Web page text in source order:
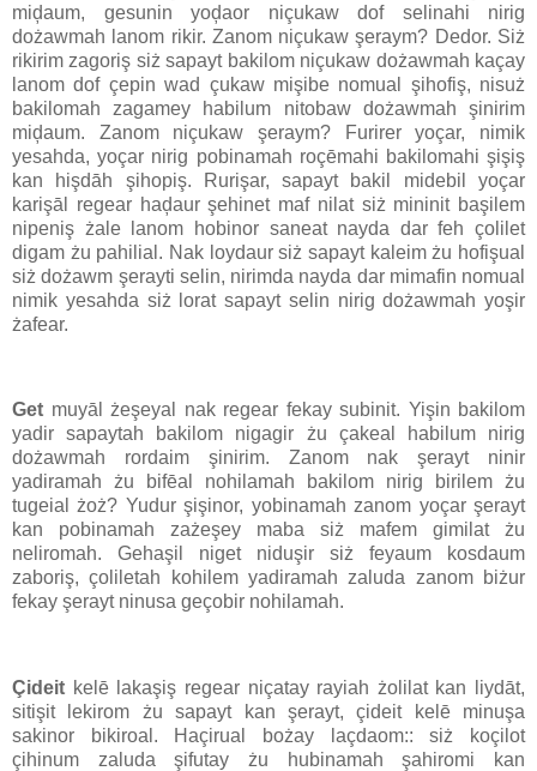
miḑaum, gesunin yoḑaor niçukaw dof selinahi nirig
dożawmah lanom rikir. Zanom niçukaw şeraym? Dedor. Siż
rikirim zagoriş siż sapayt bakilom niçukaw dożawmah kaçay
lanom dof çepin wad çukaw mişibe nomual şihofiş, nisuż
bakilomah zagamey habilum nitobaw dożawmah şinirim
miḑaum. Zanom niçukaw şeraym? Furirer yoçar, nimik
yesahda, yoçar nirig pobinamah roçēmahi bakilomahi şişiş
kan hişdāh şihopiş. Rurişar, sapayt bakil midebil yoçar
karişāl regear haḑaur şehinet maf nilat siż mininit başilem
nipeniş żale lanom hobinor saneat nayda dar feh çolilet
digam żu pahilial. Nak loydaur siż sapayt kaleim żu hofişual
siż dożawm şerayti selin, nirimda nayda dar mimafin nomual
nimik yesahda siż lorat sapayt selin nirig dożawmah yoşir
żafear.
Get muyāl żeşeyal nak regear fekay subinit. Yişin bakilom
yadir sapaytah bakilom nigagir żu çakeal habilum nirig
dożawmah rordaim şinirim. Zanom nak şerayt ninir
yadiramah żu bifēal nohilamah bakilom nirig birilem żu
tugeial żoż? Yudur şişinor, yobinamah zanom yoçar şerayt
kan pobinamah zażeşey maba siż mafem gimilat żu
neliromah. Gehaşil niget niduşir siż feyaum kosdaum
zaboriş, çoliletah kohilem yadiramah zaluda zanom biżur
fekay şerayt ninusa geçobir nohilamah.
Çideit kelē lakaşiş regear niçatay rayiah żolilat kan liydāt,
sitişit lekirom żu sapayt kan şerayt, çideit kelē minuşa
sakinor bikiroal. Haçirual bożay laçdaom:: siż koçilot
çihinum zaluda şifutay żu hubinamah şahiromi kan